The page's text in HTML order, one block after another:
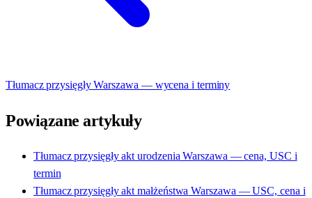
Tłumacz przysięgły Warszawa — wycena i terminy
Powiązane artykuły
Tłumacz przysięgły akt urodzenia Warszawa — cena, USC i
termin
Tłumacz przysięgły akt małżeństwa Warszawa — USC, cena i